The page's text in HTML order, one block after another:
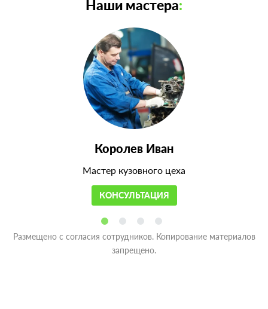
Наши мастера:
Королев Иван
Мастер кузовного цеха
КОНСУЛЬТАЦИЯ
Размещено с согласия сотрудников. Копирование материалов
запрещено.